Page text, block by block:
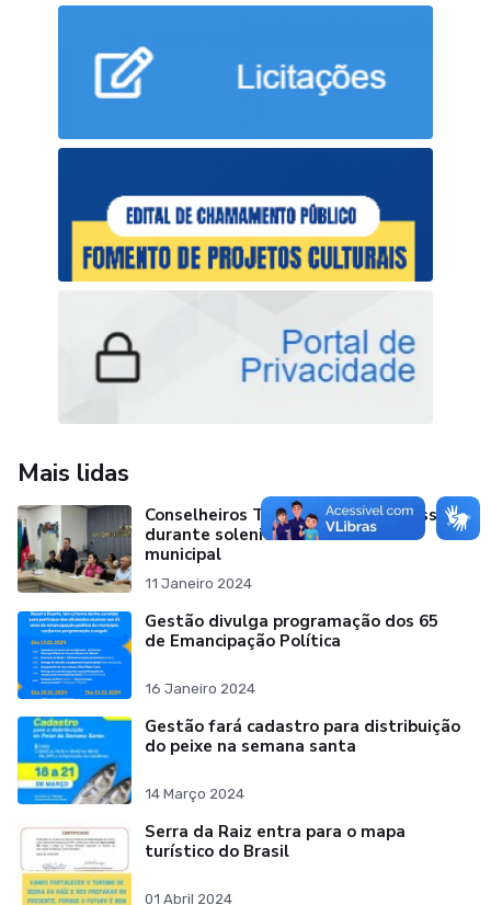
Mais lidas
Conselheiros Tutelares tomam posse
durante solenidade na câmara
municipal
11 Janeiro 2024
Gestão divulga programação dos 65
de Emancipação Política
16 Janeiro 2024
Gestão fará cadastro para distribuição
do peixe na semana santa
14 Março 2024
Serra da Raiz entra para o mapa
turístico do Brasil
01 Abril 2024